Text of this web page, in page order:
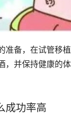
准备，在试管移
，并保持健康的
成功率高